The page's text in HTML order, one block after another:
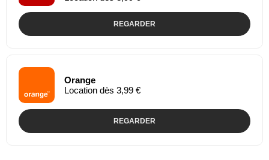
REGARDER
Orange
Location dès 3,99 €
REGARDER